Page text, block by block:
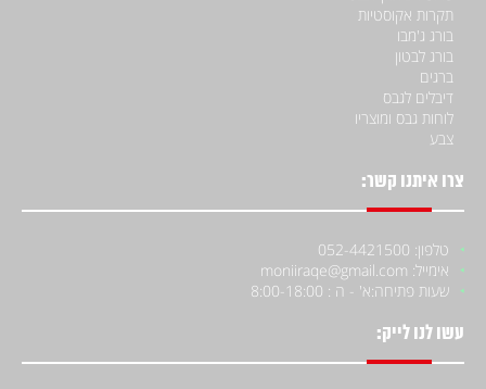
תקרות אקוסטיות
בורג ג'מבו
בורג לבטון
ברגים
דיבלים לגבס
לוחות גבס ומוצריו
צבע
צרו איתנו קשר:
טלפון: 052-4421500
אימייל: moniiraqe@gmail.com
שעות פתיחה:א' - ה : 8:00-18:00
עשו לנו לייק: